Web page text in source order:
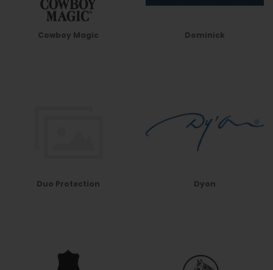
Cowboy Magic Dominick
Duo Protection Dyon